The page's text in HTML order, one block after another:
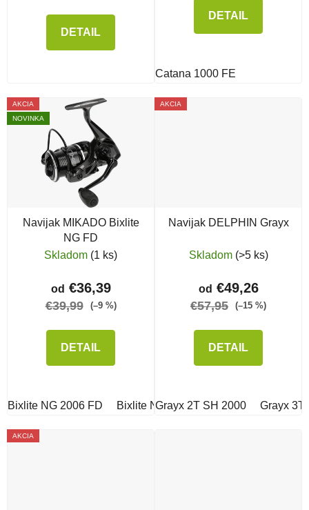
DETAIL
DETAIL
Catana 1000 FE
AKCIA
NOVINKA
Navijak MIKADO Bixlite
NG FD
Skladom (1 ks)
od €36,39
€39,99 (–9 %)
DETAIL
Bixlite NG 2006 FD Bixlite NG 3006 FD
AKCIA
Navijak DELPHIN Grayx
Skladom (>5 ks)
od €49,26
€57,95 (–15 %)
DETAIL
Grayx 2T SH 2000 Grayx 3T
AKCIA